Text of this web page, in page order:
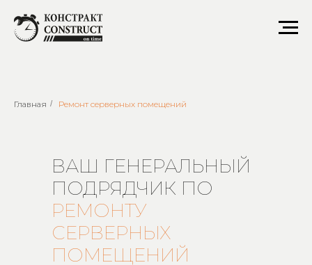
Главная / Ремонт серверных помещений
ВАШ ГЕНЕРАЛЬНЫЙ
ПОДРЯДЧИК ПО
РЕМОНТУ
СЕРВЕРНЫХ
ПОМЕЩЕНИЙ